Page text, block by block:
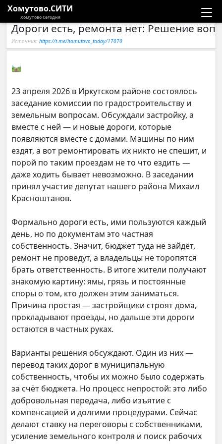
Хомутово.СИТИ
Хомутово Сегодня
Новости
Компании
Дороги есть, ремонта нет: Решение
Источник: https://t.me/homutovo_today/17070
🛤
23 апреля 2026 в Иркутском районе состоялось
заседание комиссии по градостроительству и
земельным вопросам. Обсуждали застройку, а
вместе с ней — и новые дороги, которые
появляются вместе с домами. Машины по ним
ездят, а вот ремонтировать их никто не спешит, и
порой по таким проездам не то что ездить —
даже ходить бывает невозможно. В заседании
принял участие депутат нашего района Михаил
Красноштанов.
Формально дороги есть, ими пользуются каждый
день, но по документам это частная
собственность. Значит, бюджет туда не зайдёт,
ремонт не проведут, а владельцы не торопятся
брать ответственность. В итоге жители получают
знакомую картину: ямы, грязь и постоянные
споры о том, кто должен этим заниматься.
Причина простая — застройщики строят дома,
прокладывают проезды, но дальше эти дороги
остаются в частных руках.
Варианты решения обсуждают. Один из них —
перевод таких дорог в муниципальную
собственность, чтобы их можно было содержать
за счёт бюджета. Но процесс непростой: это либо
добровольная передача, либо изъятие с
компенсацией и долгими процедурами. Сейчас
делают ставку на переговоры с собственниками,
усиление земельного контроля и поиск рабочих